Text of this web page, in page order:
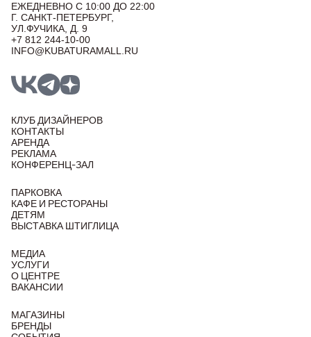
ЕЖЕДНЕВНО С 10:00 ДО 22:00
Г. САНКТ-ПЕТЕРБУРГ,
УЛ.ФУЧИКА, Д. 9
+7 812 244-10-00
INFO@KUBATURAMALL.RU
КЛУБ ДИЗАЙНЕРОВ
КОНТАКТЫ
АРЕНДА
РЕКЛАМА
КОНФЕРЕНЦ-ЗАЛ
ПАРКОВКА
КАФЕ И РЕСТОРАНЫ
ДЕТЯМ
ВЫСТАВКА ШТИГЛИЦА
МЕДИА
УСЛУГИ
О ЦЕНТРЕ
ВАКАНСИИ
МАГАЗИНЫ
БРЕНДЫ